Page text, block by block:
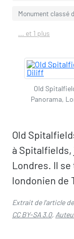
Monument classé
... et 1 plus
Old
Panorama,
Old
à Spitalfields,
Londres. Il
londonien de
Extrait de l'article
CC BY-SA 3.0,